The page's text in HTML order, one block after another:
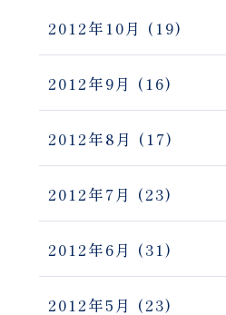
2012年10月 (19)
2012年9月 (16)
2012年8月 (17)
2012年7月 (23)
2012年6月 (31)
2012年5月 (23)